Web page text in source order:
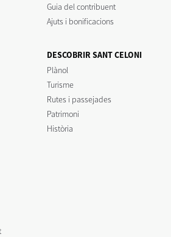
Guia del contribuent
Ajuts i bonificacions
DESCOBRIR SANT CELONI
Plànol
Turisme
Rutes i passejades
Patrimoni
Història